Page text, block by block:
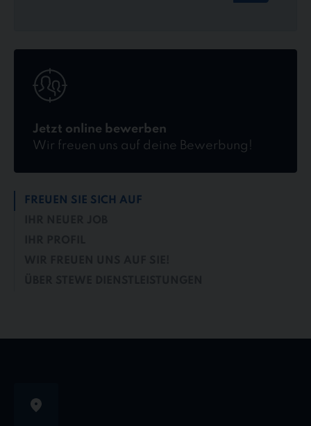
Jetzt online bewerben
Wir freuen uns auf deine Bewerbung!
online
bewerben
FREUEN SIE SICH AUF